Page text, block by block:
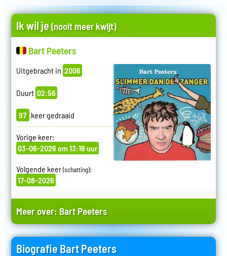
Ik wil je(nooit meer kwijt)
Bart Peeters
Uitgebracht in 2006
Duurt 02:56
97 keer gedraaid
Vorige keer:
03-06-2026 om 13:16 uur
Volgende keer(schatting):
17-08-2026
Meer over: Bart Peeters
Biografie Bart Peeters